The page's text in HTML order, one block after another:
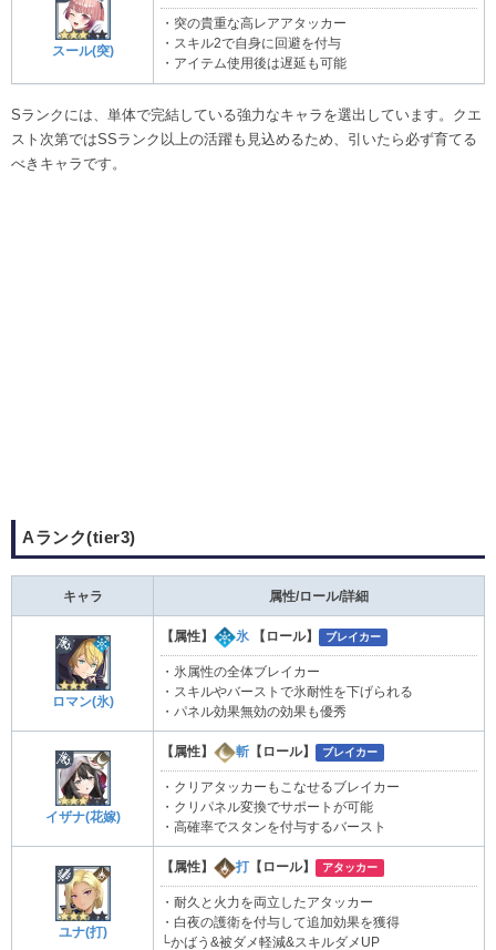
スール(突)
・突の貴重な高レアアタッカー
・スキル2で自身に回避を付与
・アイテム使用後は遅延も可能
Sランクには、単体で完結している強力なキャラを選出しています。クエ
スト次第ではSSランク以上の活躍も見込めるため、引いたら必ず育てる
べきキャラです。
Aランク(tier3)
キャラ 属性/ロール/詳細
ロマン(氷)
【属性】 氷 【ロール】 ブレイカー
・氷属性の全体ブレイカー
・スキルやバーストで氷耐性を下げられる
・パネル効果無効の効果も優秀
イザナ(花嫁)
【属性】 斬 【ロール】 ブレイカー
・クリアタッカーもこなせるブレイカー
・クリパネル変換でサポートが可能
・高確率でスタンを付与するバースト
ユナ(打)
【属性】 打 【ロール】 アタッカー
・耐久と火力を両立したアタッカー
・白夜の護衛を付与して追加効果を獲得
└かばう&被ダメ軽減&スキルダメUP